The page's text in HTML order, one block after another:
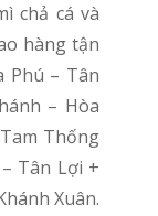
chả cá và
hàng tận
Phú – Tân
– Hòa
Thống
Tân Lợi +
Xuân.